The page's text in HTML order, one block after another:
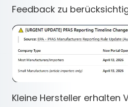
Feedback zu
Kleine Hersteller erhalten